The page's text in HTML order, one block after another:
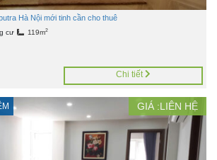
Hà Nội mới tinh cần cho thuê
cư 119m2
Chi tiết
GIÁ :LIÊN HỆ